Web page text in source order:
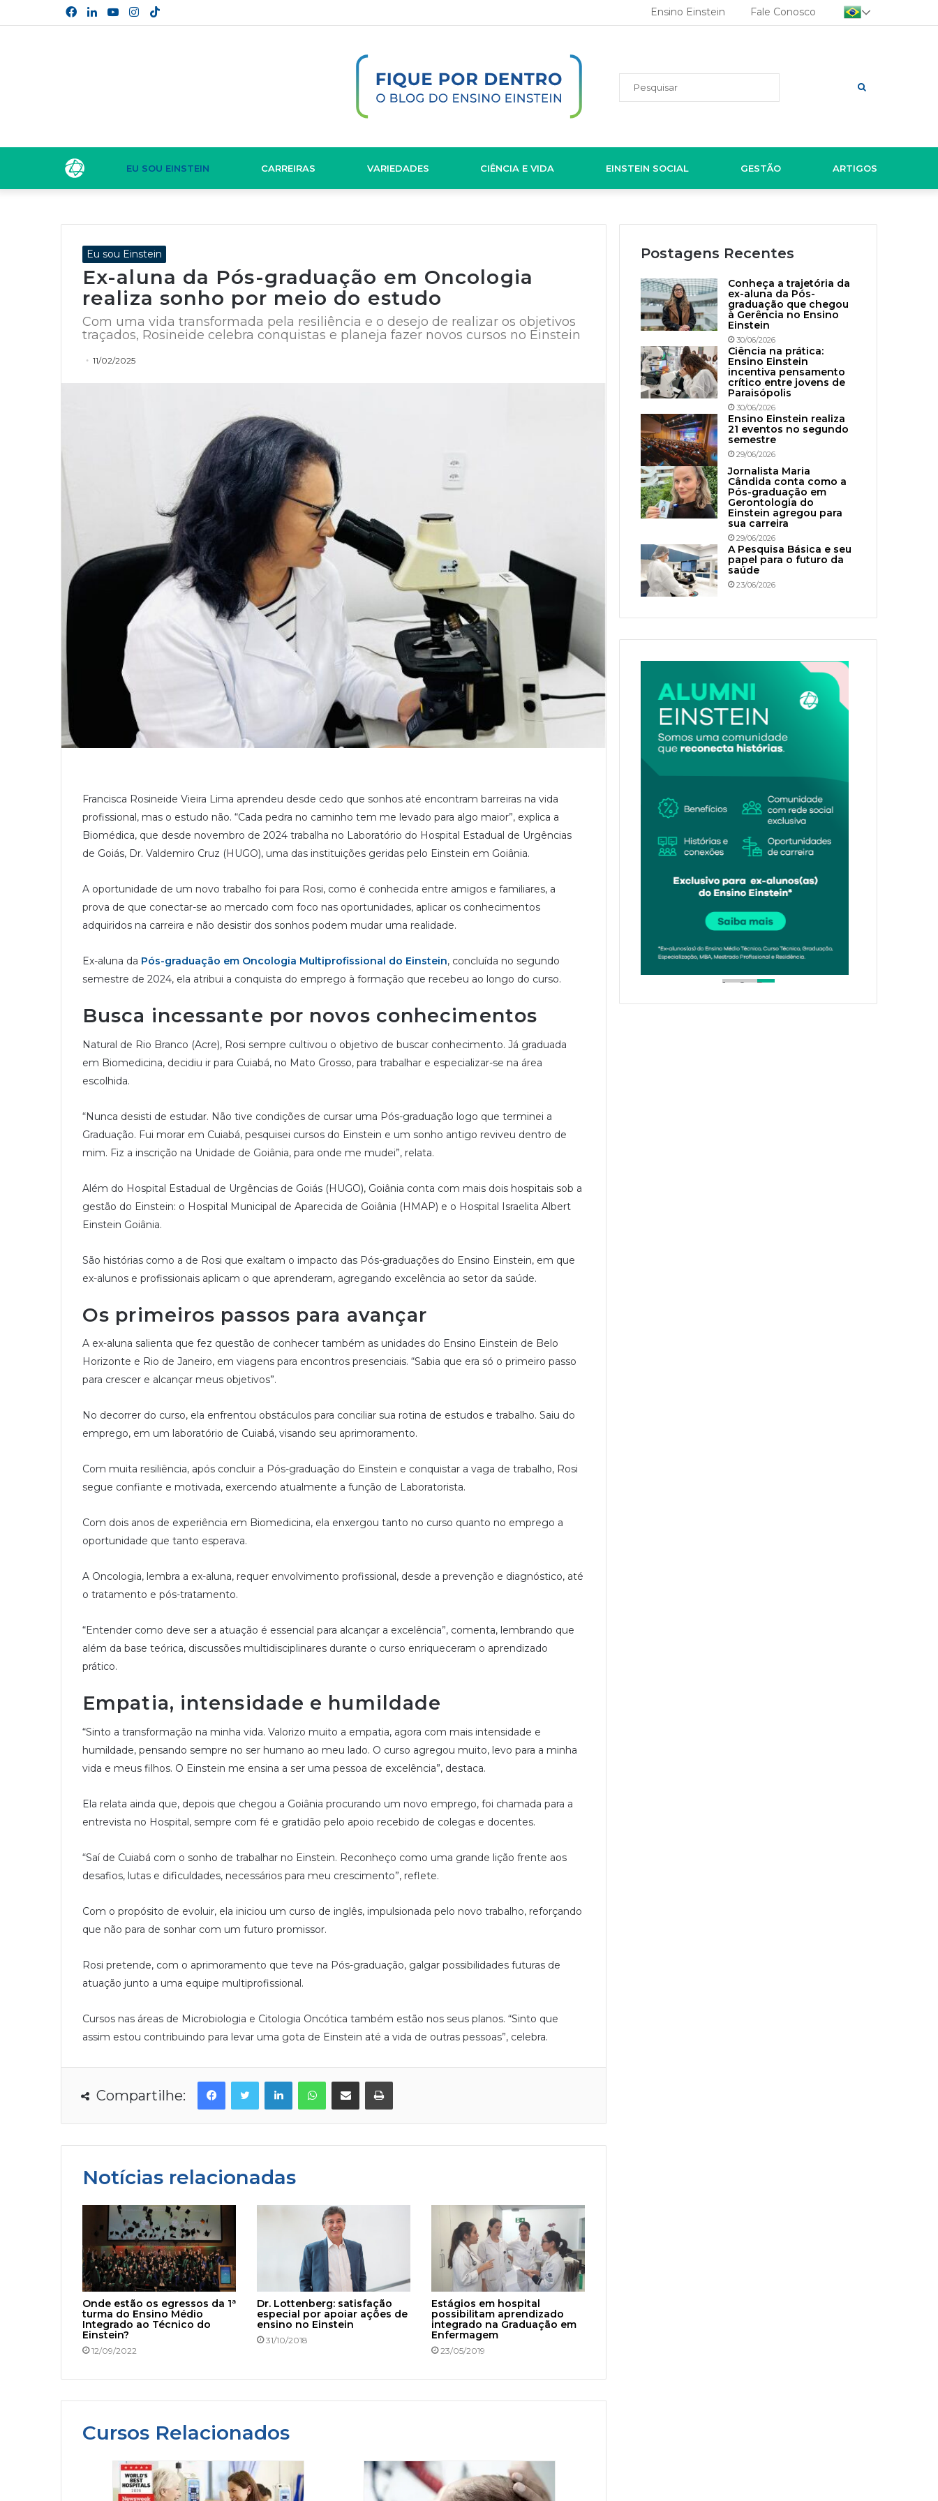
Facebook
LinkedinYouTubeInstagram Ensino Einstein Fale Conosco
EU SOU EINSTEIN CARREIRAS VARIEDADES CIÊNCIA E VIDA EINSTEIN SOCIAL GESTÃO ARTIGOS
Eu sou Einstein
Ex-aluna da Pós-graduação em Oncologia
realiza sonho por meio do estudo
Com uma vida transformada pela resiliência e o desejo de realizar os objetivos
traçados, Rosineide celebra conquistas e planeja fazer novos cursos no Einstein
11/02/2025
Francisca Rosineide Vieira Lima aprendeu desde cedo que sonhos até encontram barreiras na vida
profissional, mas o estudo não. “Cada pedra no caminho tem me levado para algo maior”, explica a
Biomédica, que desde novembro de 2024 trabalha no Laboratório do Hospital Estadual de Urgências
de Goiás, Dr. Valdemiro Cruz (HUGO), uma das instituições geridas pelo Einstein em Goiânia.
A oportunidade de um novo trabalho foi para Rosi, como é conhecida entre amigos e familiares, a
prova de que conectar-se ao mercado com foco nas oportunidades, aplicar os conhecimentos
adquiridos na carreira e não desistir dos sonhos podem mudar uma realidade.
Ex-aluna da Pós-graduação em Oncologia Multiprofissional do Einstein, concluída no segundo
semestre de 2024, ela atribui a conquista do emprego à formação que recebeu ao longo do curso.
Busca incessante por novos conhecimentos
Natural de Rio Branco (Acre), Rosi sempre cultivou o objetivo de buscar conhecimento. Já graduada
em Biomedicina, decidiu ir para Cuiabá, no Mato Grosso, para trabalhar e especializar-se na área
escolhida.
“Nunca desisti de estudar. Não tive condições de cursar uma Pós-graduação logo que terminei a
Graduação. Fui morar em Cuiabá, pesquisei cursos do Einstein e um sonho antigo reviveu dentro de
mim. Fiz a inscrição na Unidade de Goiânia, para onde me mudei”, relata.
Além do Hospital Estadual de Urgências de Goiás (HUGO), Goiânia conta com mais dois hospitais sob a
gestão do Einstein: o Hospital Municipal de Aparecida de Goiânia (HMAP) e o Hospital Israelita Albert
Einstein Goiânia.
São histórias como a de Rosi que exaltam o impacto das Pós-graduações do Ensino Einstein, em que
ex-alunos e profissionais aplicam o que aprenderam, agregando excelência ao setor da saúde.
Os primeiros passos para avançar
A ex-aluna salienta que fez questão de conhecer também as unidades do Ensino Einstein de Belo
Horizonte e Rio de Janeiro, em viagens para encontros presenciais. “Sabia que era só o primeiro passo
para crescer e alcançar meus objetivos”.
No decorrer do curso, ela enfrentou obstáculos para conciliar sua rotina de estudos e trabalho. Saiu do
emprego, em um laboratório de Cuiabá, visando seu aprimoramento.
Com muita resiliência, após concluir a Pós-graduação do Einstein e conquistar a vaga de trabalho, Rosi
segue confiante e motivada, exercendo atualmente a função de Laboratorista.
Com dois anos de experiência em Biomedicina, ela enxergou tanto no curso quanto no emprego a
oportunidade que tanto esperava.
A Oncologia, lembra a ex-aluna, requer envolvimento profissional, desde a prevenção e diagnóstico, até
o tratamento e pós-tratamento.
“Entender como deve ser a atuação é essencial para alcançar a excelência”, comenta, lembrando que
além da base teórica, discussões multidisciplinares durante o curso enriqueceram o aprendizado
prático.
Empatia, intensidade e humildade
“Sinto a transformação na minha vida. Valorizo muito a empatia, agora com mais intensidade e
humildade, pensando sempre no ser humano ao meu lado. O curso agregou muito, levo para a minha
vida e meus filhos. O Einstein me ensina a ser uma pessoa de excelência”, destaca.
Ela relata ainda que, depois que chegou a Goiânia procurando um novo emprego, foi chamada para a
entrevista no Hospital, sempre com fé e gratidão pelo apoio recebido de colegas e docentes.
“Saí de Cuiabá com o sonho de trabalhar no Einstein. Reconheço como uma grande lição frente aos
desafios, lutas e dificuldades, necessários para meu crescimento”, reflete.
Com o propósito de evoluir, ela iniciou um curso de inglês, impulsionada pelo novo trabalho, reforçando
que não para de sonhar com um futuro promissor.
Rosi pretende, com o aprimoramento que teve na Pós-graduação, galgar possibilidades futuras de
atuação junto a uma equipe multiprofissional.
Cursos nas áreas de Microbiologia e Citologia Oncótica também estão nos seus planos. “Sinto que
assim estou contribuindo para levar uma gota de Einstein até a vida de outras pessoas”, celebra.
Compartilhe:
Linkedin WhatsApp
Notícias relacionadas
Onde estão os egressos da 1ª
turma do Ensino Médio
Integrado ao Técnico do
Einstein?
12/09/2022
Dr. Lottenberg: satisfação
especial por apoiar ações de
ensino no Einstein
31/10/2018
Estágios em hospital
possibilitam aprendizado
integrado na Graduação em
Enfermagem
23/05/2019
Cursos Relacionados
Postagens Recentes
Conheça a trajetória da
ex-aluna da Pós-
graduação que chegou
à Gerência no Ensino
Einstein
30/06/2026
Ciência na prática:
Ensino Einstein
incentiva pensamento
crítico entre jovens de
Paraisópolis
30/06/2026
Ensino Einstein realiza
21 eventos no segundo
semestre
29/06/2026
Jornalista Maria
Cândida conta como a
Pós-graduação em
Gerontologia do
Einstein agregou para
sua carreira
29/06/2026
A Pesquisa Básica e seu
papel para o futuro da
saúde
23/06/2026
1 2 3